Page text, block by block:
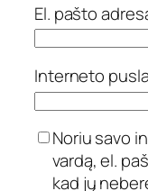
El. pašto
Interneto
Noriu savo
vardą, el.
kad jų